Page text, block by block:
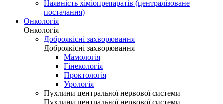
Наявність хіміопрепаратів (централізоване
постачання)
Онкологія
Онкологія
Доброякісні захворювання
Доброякісні захворювання
Мамологія
Гінекологія
Проктологія
Урологія
Пухлини центральної нервової системи
Пухлини центральної нервової системи